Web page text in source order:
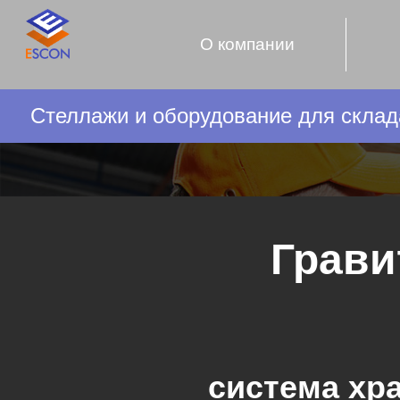
О компании
Стеллажи и оборудование для
система